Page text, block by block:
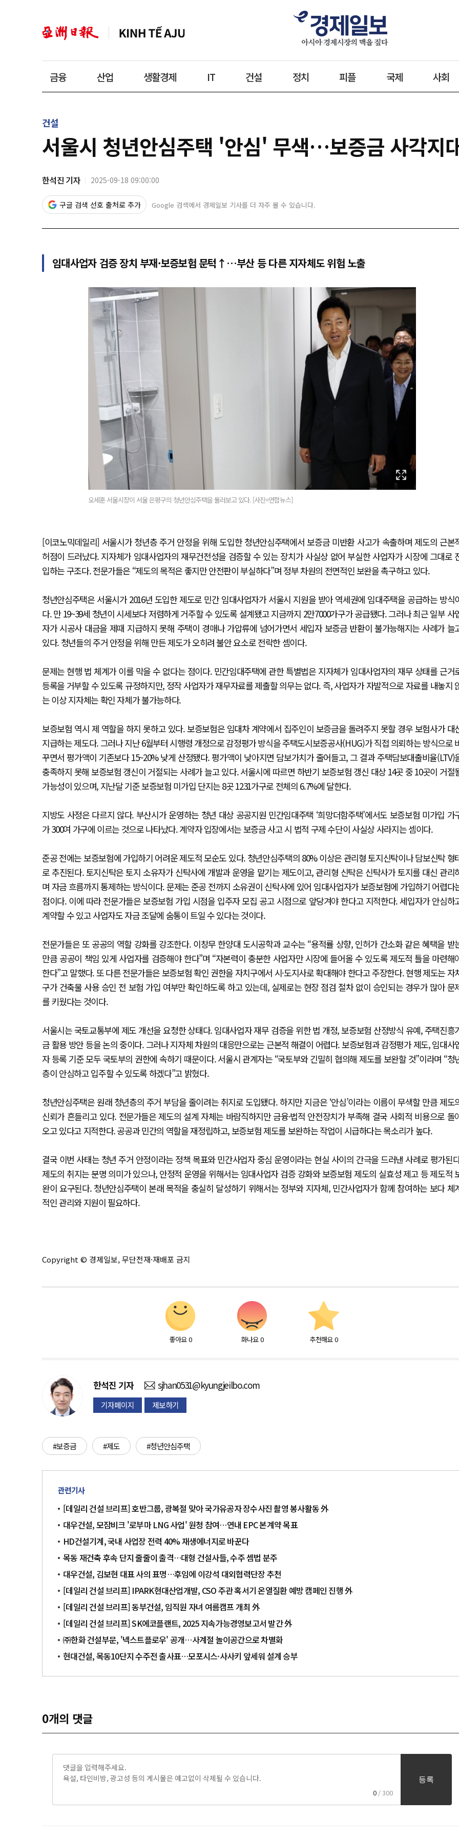
금융 산업 생활경제 IT 건설 정치 피플 국제 사회
건설
서울시 청년안심주택 '안심' 무색…보증금 사각지
한석진 기자 2025-09-18 09:00:00
구글 검색 선호 출처로 추가 Google 검색에서 경제일보 기사를 더 자주 볼 수 있습니다.
임대사업자 검증 장치 부재·보증보험 문턱↑…부산 등 다른 지자체도 위험 노출
오세훈 서울시장이 서울 은평구의 청년안심주택을 둘러보고 있다. [사진=연합뉴스]
[이코노믹데일리] 서울시가 청년층 주거 안정을 위해 도입한 청년안심주택에서 보증금 미반환 사고가 속출하며 제도의 근본
허점이 드러났다. 지자체가 임대사업자의 재무건전성을 검증할 수 있는 장치가 사실상 없어 부실한 사업자가 시장에 그대로
입하는 구조다. 전문가들은 “제도의 목적은 좋지만 안전판이 부실하다”며 정부 차원의 전면적인 보완을 촉구하고 있다.
청년안심주택은 서울시가 2016년 도입한 제도로 민간 임대사업자가 서울시 지원을 받아 역세권에 임대주택을 공급하는 방식
다. 만 19~39세 청년이 시세보다 저렴하게 거주할 수 있도록 설계됐고 지금까지 2만7000가구가 공급됐다. 그러나 최근 일부 사
자가 시공사 대금을 제때 지급하지 못해 주택이 경매나 가압류에 넘어가면서 세입자 보증금 반환이 불가능해지는 사례가 늘
있다. 청년들의 주거 안정을 위해 만든 제도가 오히려 불안 요소로 전락한 셈이다.
문제는 현행 법 체계가 이를 막을 수 없다는 점이다. 민간임대주택에 관한 특별법은 지자체가 임대사업자의 재무 상태를 근거
등록을 거부할 수 있도록 규정하지만, 정작 사업자가 재무자료를 제출할 의무는 없다. 즉, 사업자가 자발적으로 자료를 내놓지
는 이상 지자체는 확인 자체가 불가능하다.
보증보험 역시 제 역할을 하지 못하고 있다. 보증보험은 임대차 계약에서 집주인이 보증금을 돌려주지 못할 경우 보험사가 대
지급하는 제도다. 그러나 지난 6월부터 시행령 개정으로 감정평가 방식을 주택도시보증공사(HUG)가 직접 의뢰하는 방식으로
꾸면서 평가액이 기존보다 15~20% 낮게 산정됐다. 평가액이 낮아지면 담보가치가 줄어들고, 그 결과 주택담보대출비율(LTV)
충족하지 못해 보증보험 갱신이 거절되는 사례가 늘고 있다. 서울시에 따르면 하반기 보증보험 갱신 대상 14곳 중 10곳이 거절
가능성이 있으며, 지난달 기준 보증보험 미가입 단지는 8곳 1231가구로 전체의 6.7%에 달한다.
지방도 사정은 다르지 않다. 부산시가 운영하는 청년 대상 공공지원 민간임대주택 ‘희망더함주택’에서도 보증보험 미가입 가
가 300여 가구에 이르는 것으로 나타났다. 계약자 입장에서는 보증금 사고 시 법적 구제 수단이 사실상 사라지는 셈이다.
준공 전에는 보증보험에 가입하기 어려운 제도적 모순도 있다. 청년안심주택의 80% 이상은 관리형 토지신탁이나 담보신탁 형
로 추진된다. 토지신탁은 토지 소유자가 신탁사에 개발과 운영을 맡기는 제도이고, 관리형 신탁은 신탁사가 토지를 대신 관리
며 자금 흐름까지 통제하는 방식이다. 문제는 준공 전까지 소유권이 신탁사에 있어 임대사업자가 보증보험에 가입하기 어렵다
점이다. 이에 따라 전문가들은 보증보험 가입 시점을 입주자 모집 공고 시점으로 앞당겨야 한다고 지적한다. 세입자가 안심하
계약할 수 있고 사업자도 자금 조달에 숨통이 트일 수 있다는 것이다.
전문가들은 또 공공의 역할 강화를 강조한다. 이창무 한양대 도시공학과 교수는 “용적률 상향, 인허가 간소화 같은 혜택을 받
만큼 공공이 책임 있게 사업자를 검증해야 한다”며 “자본력이 충분한 사업자만 시장에 들어올 수 있도록 제도적 틀을 마련해
한다”고 말했다. 또 다른 전문가들은 보증보험 확인 권한을 자치구에서 시·도지사로 확대해야 한다고 주장한다. 현행 제도는 자
구가 건축물 사용 승인 전 보험 가입 여부만 확인하도록 하고 있는데, 실제로는 현장 점검 절차 없이 승인되는 경우가 많아 문
를 키웠다는 것이다.
서울시는 국토교통부에 제도 개선을 요청한 상태다. 임대사업자 재무 검증을 위한 법 개정, 보증보험 산정방식 유예, 주택진흥
금 활용 방안 등을 논의 중이다. 그러나 지자체 차원의 대응만으로는 근본적 해결이 어렵다. 보증보험과 감정평가 제도, 임대사
자 등록 기준 모두 국토부의 권한에 속하기 때문이다. 서울시 관계자는 “국토부와 긴밀히 협의해 제도를 보완할 것”이라며 “청
층이 안심하고 입주할 수 있도록 하겠다”고 밝혔다.
청년안심주택은 원래 청년층의 주거 부담을 줄이려는 취지로 도입됐다. 하지만 지금은 ‘안심’이라는 이름이 무색할 만큼 제도
신뢰가 흔들리고 있다. 전문가들은 제도의 설계 자체는 바람직하지만 금융·법적 안전장치가 부족해 결국 사회적 비용으로 돌
오고 있다고 지적한다. 공공과 민간의 역할을 재정립하고, 보증보험 제도를 보완하는 작업이 시급하다는 목소리가 높다.
결국 이번 사태는 청년 주거 안정이라는 정책 목표와 민간사업자 중심 운영이라는 현실 사이의 간극을 드러낸 사례로 평가된
제도의 취지는 분명 의미가 있으나, 안정적 운영을 위해서는 임대사업자 검증 강화와 보증보험 제도의 실효성 제고 등 제도적
완이 요구된다. 청년안심주택이 본래 목적을 충실히 달성하기 위해서는 정부와 지자체, 민간사업자가 함께 참여하는 보다 체
적인 관리와 지원이 필요하다.
Copyright © 경제일보, 무단전재·재배포 금지
좋아요 0 화나요 0 추천해요 0
한석진 기자 sjhan0531@kyungjeilbo.com
기자페이지 제보하기
#보증금 #제도 #청년안심주택
관련기사
[데일리 건설 브리프] 호반그룹, 광복절 맞아 국가유공자 장수사진 촬영 봉사활동 外
대우건설, 모잠비크 '로부마 LNG 사업' 원청 참여…연내 EPC 본계약 목표
HD건설기계, 국내 사업장 전력 40% 재생에너지로 바꾼다
목동 재건축 후속 단지 줄줄이 출격…대형 건설사들, 수주 셈법 분주
대우건설, 김보현 대표 사의 표명…후임에 이강석 대외협력단장 추천
[데일리 건설 브리프] IPARK현대산업개발, CSO 주관 혹서기 온열질환 예방 캠페인 진행 外
[데일리 건설 브리프] 동부건설, 임직원 자녀 여름캠프 개최 外
[데일리 건설 브리프] SK에코플랜트, 2025 지속가능경영보고서 발간 外
㈜한화 건설부문, '넥스트플로우' 공개…사계절 놀이공간으로 차별화
현대건설, 목동10단지 수주전 출사표…모포시스·사사키 앞세워 설계 승부
0개의 댓글
0 / 300
등록